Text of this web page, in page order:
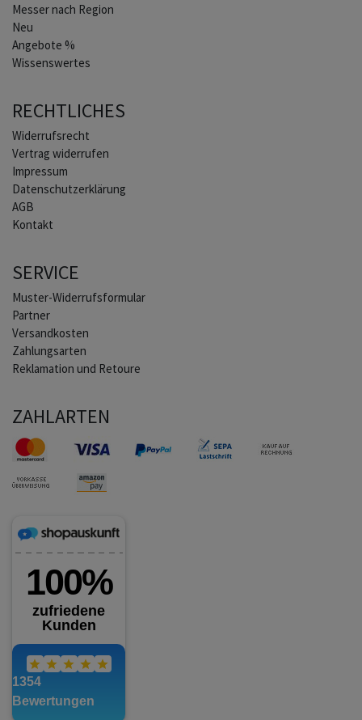
Messer nach Region
Neu
Angebote %
Wissenswertes
RECHTLICHES
Widerrufs­recht
Vertrag widerrufen
Impressum
Daten­schutz­erklärung
AGB
Kontakt
SERVICE
Muster-Widerrufsformular
Partner
Versandkosten
Zahlungsarten
Reklamation und Retoure
ZAHLARTEN